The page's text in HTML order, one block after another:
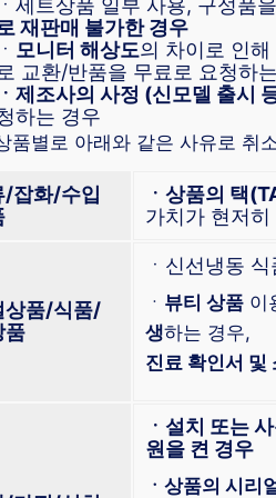
ㆍ세트상품 일부 사용, 구성품
재판매 불가한 경우
ㆍ 모니터 해상도의 차이로 인
교환/반품을 무료로 요청하
ㆍ제조사의 사정 (신모델 출시
하는 경우
품별로 아래와 같은 사유로 취
/잡화/수입
ㆍ상품의 택
가치가 현저
상품/식품/
품
ㆍ신선냉동
ㆍ 뷰티 상품 이
생하는 경우,
진료 확인서 및
ㆍ설치 또는
원을 켠 경우
ㆍ상품의 시리